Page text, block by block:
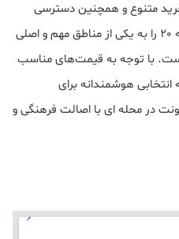
خرید متنوع و همچنین دسترسی
مناسب به حمل‌ونقل عمومی، منطقه 20 را به یکی از مناطق مهم و اصلی
با توجه به قیمت‌های مناسب‌
هوشمندانه برای
در محله ای با اصالت فرهنگی و